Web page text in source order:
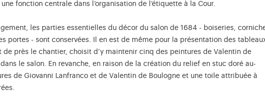
fonction centrale dans l’organisation de l’étiquette à la Cour.
les parties essentielles du décor du salon de 1684 - boiseries,
portes - sont conservées. Il en est de même pour la présentation des
de près le chantier, choisit d’y maintenir cinq des peintures de Valentin de
le salon. En revanche, en raison de la création du relief en stuc doré au-
de Giovanni Lanfranco et de Valentin de Boulogne et une toile attribuée à